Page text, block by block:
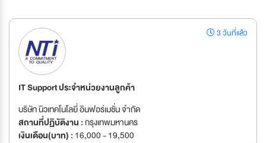
3 วันที่แล้ว
IT Support ประจำหน่วยงานลูกค้า
บริษัท นิวเทคโนโลยี่ อินฟอร์เมชั่น จำกัด
สถานที่ปฏิบัติงาน :กรุงเทพมหานคร
เงินเดือน(บาท) : 16,000 - 19,500